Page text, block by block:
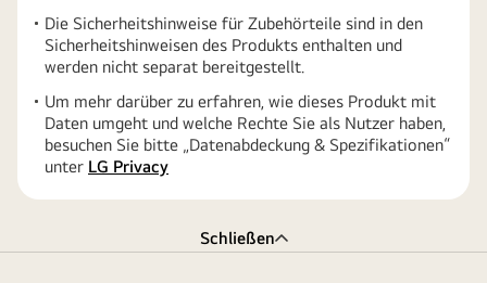
Die Sicherheitshinweise für Zubehörteile sind in den
Sicherheitshinweisen des Produkts enthalten und
werden nicht separat bereitgestellt.
Um mehr darüber zu erfahren, wie dieses Produkt mit
Daten umgeht und welche Rechte Sie als Nutzer haben,
besuchen Sie bitte „Datenabdeckung & Spezifikationen“
unter LG Privacy
Schließen